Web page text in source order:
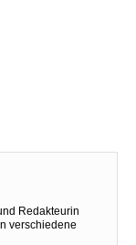
Redakteurin
verschiedene